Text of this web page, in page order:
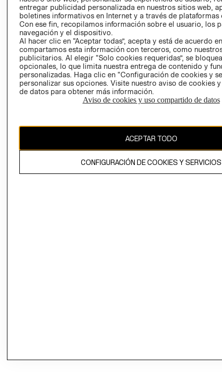
RECLAMOS
Colombia ($)
CAMBIAR REGIÓN
propiedad de H&M Hennes & Mauritz AB.
entregar publicidad personalizada en nuestros sitios web,
boletines informativos en Internet y a través de plataformas
Con ese fin, recopilamos información sobre el usuario, los
navegación y el dispositivo.
Al hacer clic en “Aceptar todas”, acepta y está de acuerdo
compartamos esta información con terceros, como
publicitarios. Al elegir “Solo cookies requeridas”, se
opcionales, lo que limita nuestra entrega de contenido y
personalizadas. Haga clic en “Configuración de cookies y
personalizar sus opciones. Visite nuestro aviso de cookies
de datos para obtener más información.
Aviso de cookies y uso compartido de datos
ACEPTAR TODO
CONFIGURACIÓN DE COOKIES Y SERVICIOS